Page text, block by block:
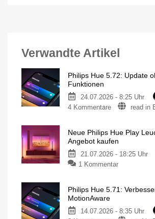
Verwandte Artikel
Philips Hue 5.72: Update
Funktionen
24.07.2026 - 8:25 Uhr
4 Kommentarezu
5.72:
Update
ohne
neue
Umfrage
rund
Energieverbrauch
read in
Neue Philips Hue Play
Angebot kaufen
21.07.2026 - 18:25 Uhr
1 Kommentarzu
Hue
Leuchten
Philips Hue 5.71:
MotionAware
14.07.2026 - 8:35 Uhr